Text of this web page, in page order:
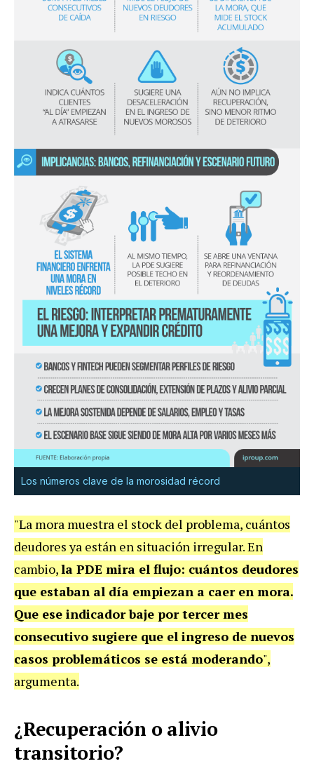
Los números clave de la morosidad récord
"La mora muestra el stock del problema, cuántos
deudores ya están en situación irregular. En
cambio,la PDE mira el flujo: cuántos deudores
que estaban al día empiezan a caer en mora.
Que ese indicador baje por tercer mes
consecutivo sugiere que el ingreso de nuevos
casos problemáticos se está moderando",
argumenta.
¿Recuperación o alivio
transitorio?